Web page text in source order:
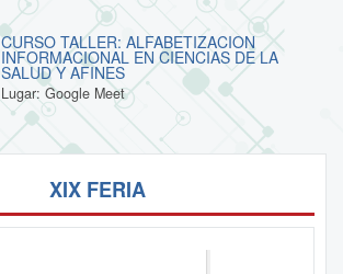
CURSO TALLER: ALFABETIZACION
INFORMACIONAL EN CIENCIAS DE LA
SALUD Y AFINES
Lugar: Google Meet
XIX FERIA